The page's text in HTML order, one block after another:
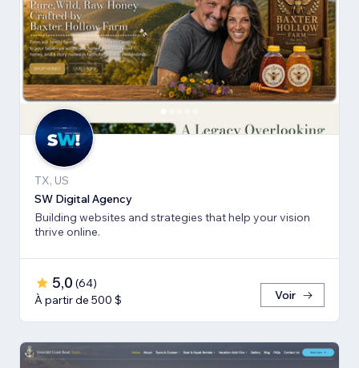
TX, US
SW Digital Agency
Building websites and strategies that help your vision
thrive online.
5,0 (64)
À partir de 500 $
Voir